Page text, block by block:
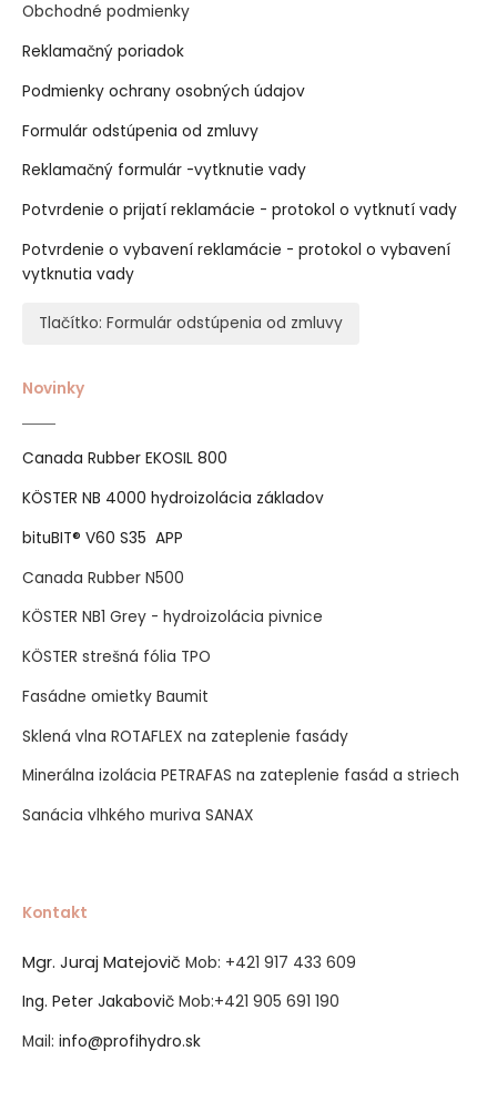
Obchodné podmienky
Reklamačný poriadok
Podmienky ochrany osobných údajov
Formulár odstúpenia od zmluvy
Reklamačný formulár -vytknutie vady
Potvrdenie o prijatí reklamácie - protokol o vytknutí vady
Potvrdenie o vybavení reklamácie - protokol o vybavení
vytknutia vady
Tlačítko: Formulár odstúpenia od zmluvy
Novinky
Canada Rubber EKOSIL 800
KÖSTER NB 4000 hydroizolácia základov
bituBIT® V60 S35 APP
Canada Rubber N500
KÖSTER NB1 Grey - hydroizolácia pivnice
KÖSTER strešná fólia TPO
Fasádne omietky Baumit
Sklená vlna ROTAFLEX na zateplenie fasády
Minerálna izolácia PETRAFAS na zateplenie fasád a striech
Sanácia vlhkého muriva SANAX
Kontakt
Mgr. Juraj Matejovič Mob: +421 917 433 609
Ing. Peter Jakabovič Mob:+421 905 691 190
Mail: info@profihydro.sk